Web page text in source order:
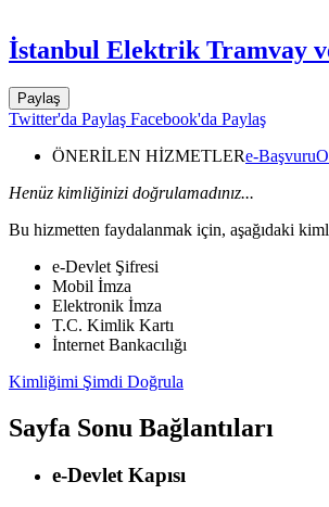
İstanbul Elektrik Tramvay
Paylaş
Twitter'da Paylaş Facebook'da Paylaş
ÖNERİLEN HİZMETLERe-Başvuru
Henüz kimliğinizi doğrulamadınız...
Bu hizmetten faydalanmak için, aşağıdaki
e-Devlet Şifresi
Mobil İmza
Elektronik İmza
T.C. Kimlik Kartı
İnternet Bankacılığı
Kimliğimi Şimdi Doğrula
Sayfa Sonu Bağlantıları
e-Devlet Kapısı